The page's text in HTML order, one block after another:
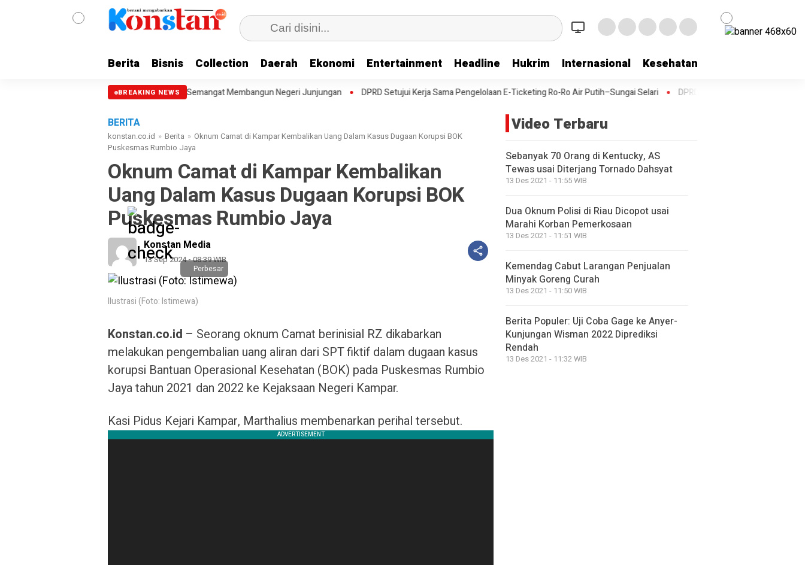
Berita Bisnis Collection Daerah Ekonomi Entertainment Headline Hukrim Internasional Kesehatan
BREAKING NEWS
Bengkalis, DPRD Teguhkan Semangat Membangun Negeri Junjungan DPRD Setujui Kerja Sama Pengelolaan E-Ticketing Ro-Ro Air Putih–Sungai Selari DPRD Bengkalis Sampaikan Laporan Banggar
BERITA
konstan.co.id » Berita » Oknum Camat di Kampar Kembalikan Uang Dalam Kasus Dugaan Korupsi BOK
Puskesmas Rumbio Jaya
Oknum Camat di Kampar Kembalikan
Uang Dalam Kasus Dugaan Korupsi BOK
Puskesmas Rumbio Jaya
Konstan Media
13 Sep 2024 - 08:39 WIB
Perbesar
Ilustrasi (Foto: Istimewa)
Konstan.co.id – Seorang oknum Camat berinisial RZ dikabarkan
melakukan pengembalian uang aliran dari SPT fiktif dalam dugaan kasus
korupsi Bantuan Operasional Kesehatan (BOK) pada Puskesmas Rumbio
Jaya tahun 2021 dan 2022 ke Kejaksaan Negeri Kampar.
Kasi Pidus Kejari Kampar, Marthalius membenarkan perihal tersebut.
Video Terbaru
Sebanyak 70 Orang di Kentucky, AS
Tewas usai Diterjang Tornado Dahsyat
13 Des 2021 - 11:55 WIB
Dua Oknum Polisi di Riau Dicopot usai
Marahi Korban Pemerkosaan
13 Des 2021 - 11:51 WIB
Kemendag Cabut Larangan Penjualan
Minyak Goreng Curah
13 Des 2021 - 11:50 WIB
Berita Populer: Uji Coba Gage ke Anyer-
Kunjungan Wisman 2022 Diprediksi
Rendah
13 Des 2021 - 11:32 WIB